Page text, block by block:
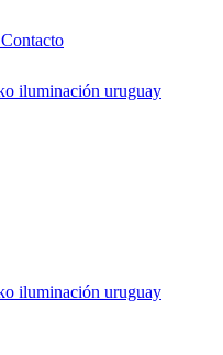
Contacto